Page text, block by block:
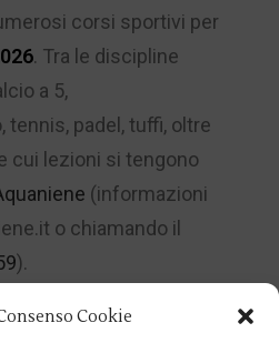
Cookie
corsi sportivi per
. Tra le discipline
a 5,
tennis, padel, tuffi, oltre
cui lezioni si tengono
(informazioni
o chiamando il
).
sono riportati tutti i